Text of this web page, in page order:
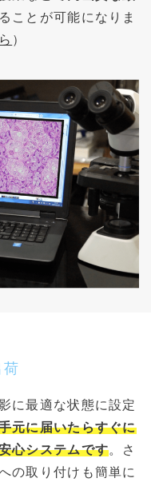
ことが可能になりま
）
荷
に最適な状態に設定
元に届いたらすぐに
心システムです。さ
の取り付けも簡単に